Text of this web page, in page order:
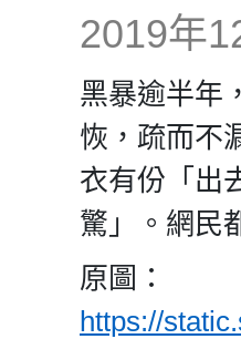
2019年
黑暴逾半年
恢，疏而不
衣有份「出
驚」。網民
原圖：
https://